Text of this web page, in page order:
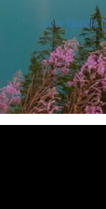
Leer Gunilla